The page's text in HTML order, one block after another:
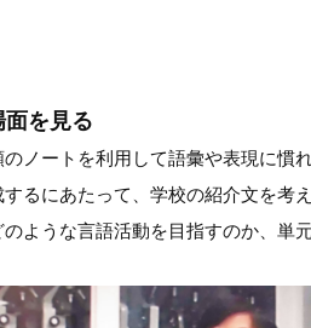
面を見る
ノートを利用して語彙や表現に慣
るにあたって、学校の紹介文を考
ような言語活動を目指すのか、単